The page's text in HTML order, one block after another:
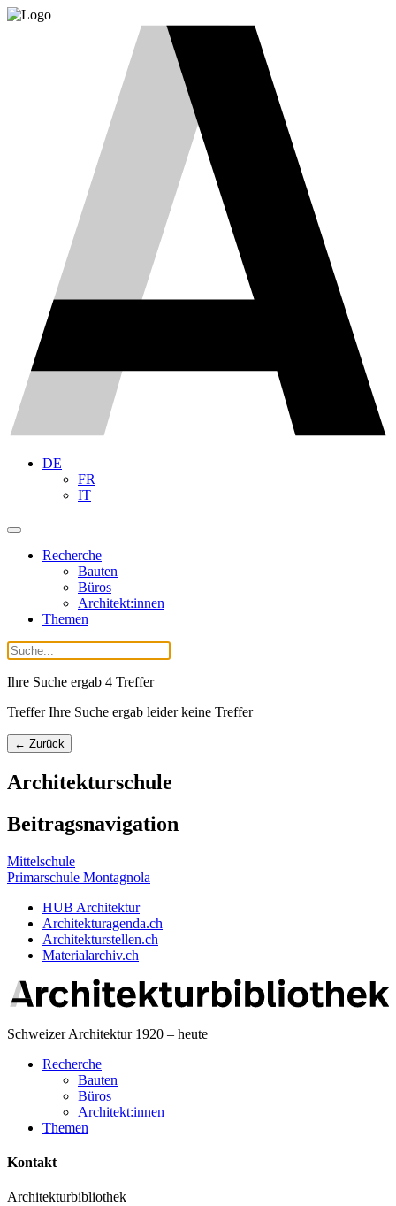
DE
FR
IT
Recherche
Bauten
Büros
Architekt:innen
Themen
Ihre Suche ergab 4 Treffer
Treffer Ihre Suche ergab leider keine Treffer
← Zurück
Architekturschule
Beitragsnavigation
Mittelschule
Primarschule Montagnola
HUB Architektur
Architekturagenda.ch
Architekturstellen.ch
Materialarchiv.ch
Schweizer Architektur 1920 – heute
Recherche
Bauten
Büros
Architekt:innen
Themen
Kontakt
Architekturbibliothek